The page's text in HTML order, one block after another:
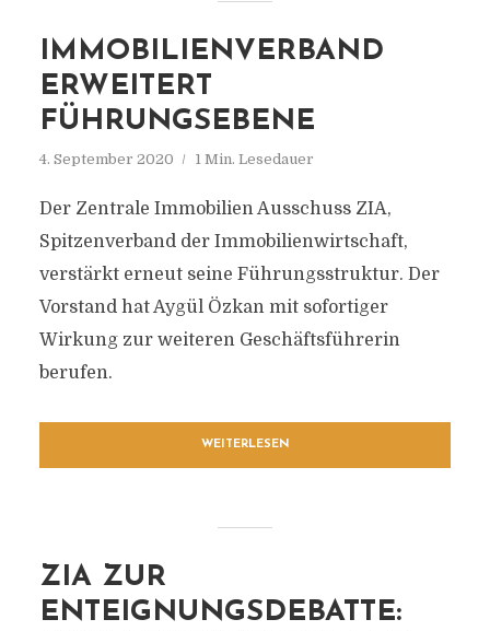
IMMOBILIENVERBAND
ERWEITERT
FÜHRUNGSEBENE
4. September 2020 1 Min. Lesedauer
Der Zentrale Immobilien Ausschuss ZIA,
Spitzenverband der Immobilienwirtschaft,
verstärkt erneut seine Führungsstruktur. Der
Vorstand hat Aygül Özkan mit sofortiger
Wirkung zur weiteren Geschäftsführerin
berufen.
WEITERLESEN
ZIA ZUR
ENTEIGNUNGSDEBATTE: